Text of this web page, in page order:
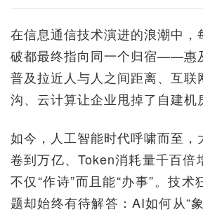
在信息通信技术演进的浪潮中，
破都最终指向同一个归宿——惠
普及拉近人与人之间距离、互联
沟、云计算让企业甩掉了自建
如今，人工智能时代呼啸而至，
卷到万亿、Token消耗量千百倍
不仅“作诗”而且能“办事”。技
题却始终有待解答：AI如何从“